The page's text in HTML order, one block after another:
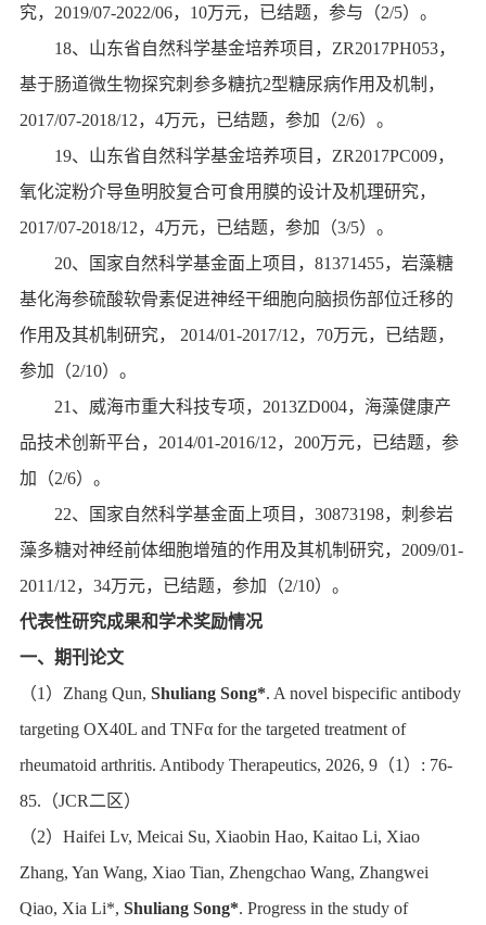
究， 2019/07-2022/06， 10万元，已结题，参与（2/5）。
18、山东省自然科学基金培养项目， ZR2017PH053，
基于肠道微生物探究刺参多糖抗2型糖尿病作用及机制，
2017/07-2018/12， 4万元，已结题，参加（2/6）。
19、山东省自然科学基金培养项目， ZR2017PC009，
氧化淀粉介导鱼明胶复合可食用膜的设计及机理研究，
2017/07-2018/12， 4万元，已结题，参加（3/5）。
20、国家自然科学基金面上项目， 81371455，岩藻糖
基化海参硫酸软骨素促进神经干细胞向脑损伤部位迁移的
作用及其机制研究，
2014/01-2017/12， 70万元，已结题，
参加（2/10）。
21 、威海市重大科技专项， 2013ZD004，海藻健康产
品技术创新平台， 2014/01-2016/12， 200万元，已结题，参
加（2/6）。
22、国家自然科学基金面上项目， 30873198，刺参岩
藻多糖对神经前体细胞增殖的作用及其机制研究， 2009/01-
2011/12， 34万元，已结题，参加（2/10）。
代表性研究成果和学术奖励情况
一、期刊论文
（1 ） Zhang Qun, Shuliang Song*. A novel bispecific antibody
targeting OX40L and TNFα for the targeted treatment of
rheumatoid arthritis. Antibody Therapeutics, 2026, 9（1 ） : 76-
85. （JCR二区）
（2） Haifei Lv, Meicai Su, Xiaobin Hao, Kaitao Li, Xiao
Zhang, Yan Wang, Xiao Tian, Zhengchao Wang, Zhangwei
Qiao, Xia Li*, Shuliang Song*. Progress in the study of